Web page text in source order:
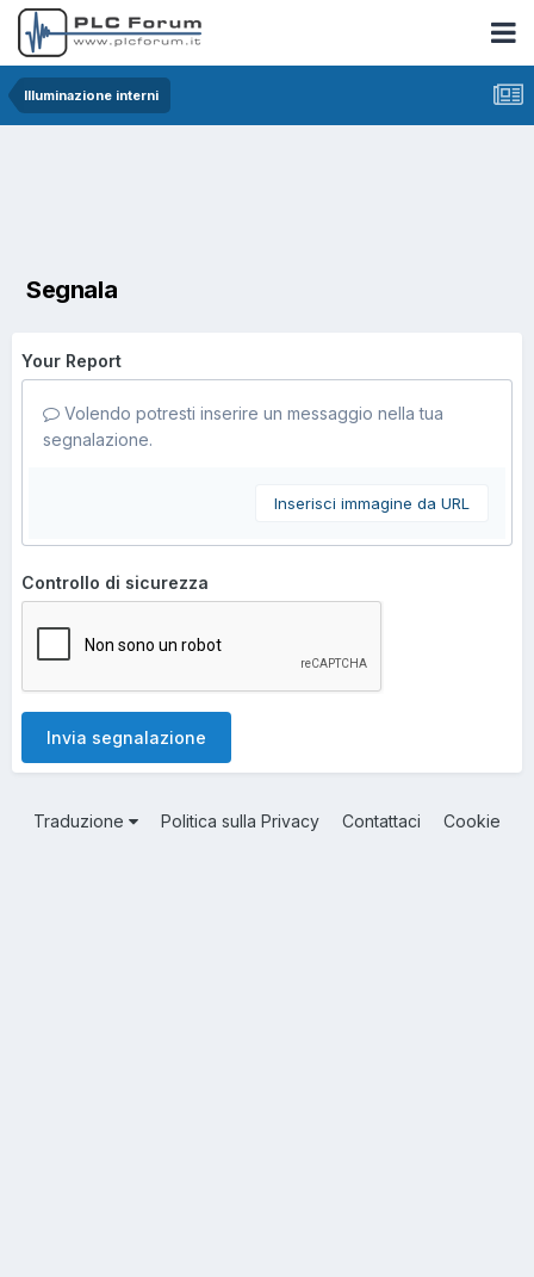
Illuminazione interni
Segnala
Your Report
Volendo potresti inserire un messaggio nella tua
segnalazione.
Inserisci immagine da URL
Controllo di sicurezza
Invia segnalazione
Traduzione Politica sulla Privacy Contattaci Cookie